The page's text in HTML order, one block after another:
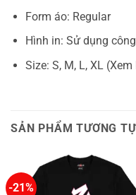
Form áo: Regular
Hình in: Sử dụng
Size: S, M, L, XL
SẢN PHẨM TƯƠNG TỰ
-21%